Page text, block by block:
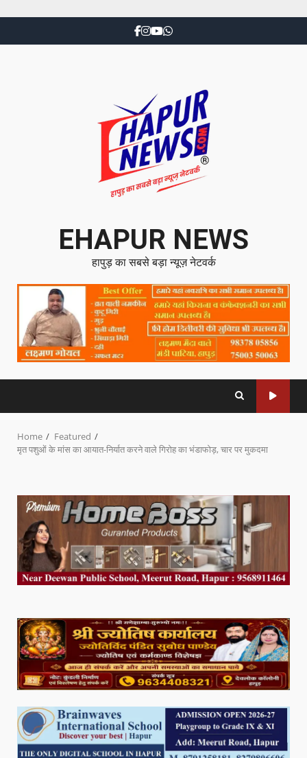
EHAPUR NEWS
हापुड़ का सबसे बड़ा न्यूज़ नेटवर्क
Home
Featured
मृत पशुओं के मांस का आयात-निर्यात करने वाले गिरोह का भंडाफोड़, चार पर मुकदमा